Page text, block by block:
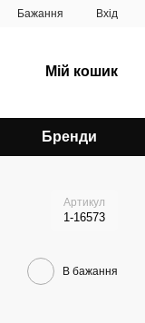
Бажання Вхід
Мій кошик
Бренди
Артикул
1-16573
В бажання